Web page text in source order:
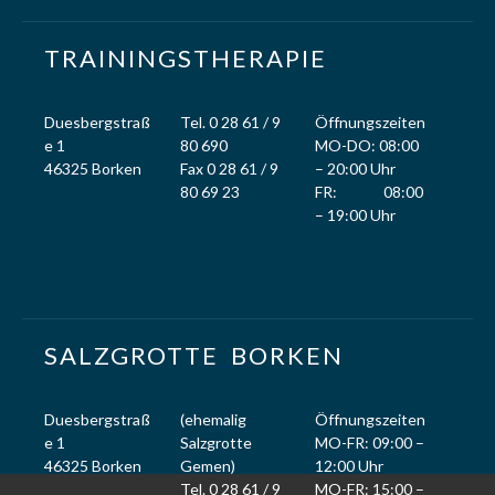
TRAININGSTHERAPIE
Duesbergstraß
e 1
46325 Borken
Tel. 0 28 61 / 9
80 690
Fax 0 28 61 / 9
80 69 23
Öffnungszeiten
MO-DO: 08:00
– 20:00 Uhr
FR: 08:00
– 19:00 Uhr
SALZGROTTE BORKEN
Duesbergstraß
e 1
46325 Borken
(ehemalig
Salzgrotte
Gemen)
Tel. 0 28 61 / 9
Öffnungszeiten
MO-FR: 09:00 –
12:00 Uhr
MO-FR: 15:00 –